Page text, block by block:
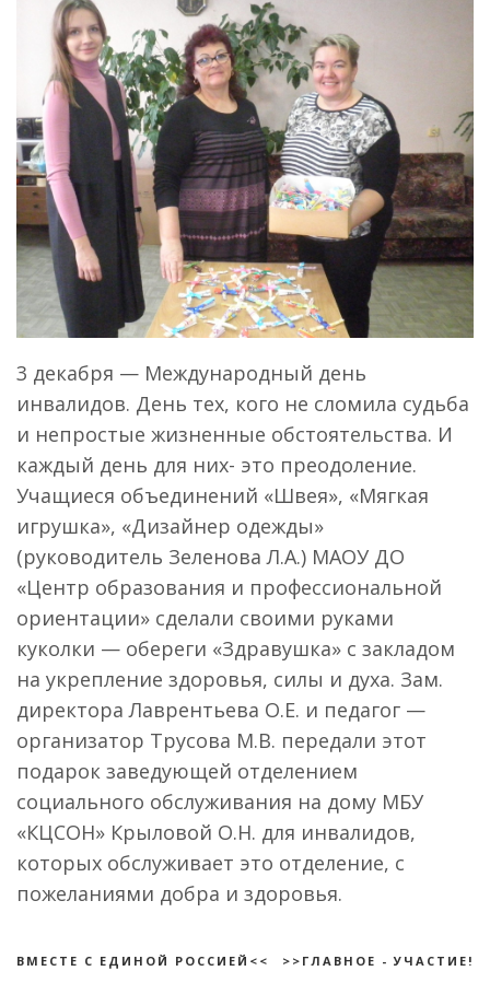
3 декабря — Международный день
инвалидов. День тех, кого не сломила судьба
и непростые жизненные обстоятельства. И
каждый день для них- это преодоление.
Учащиеся объединений «Швея», «Мягкая
игрушка», «Дизайнер одежды»
(руководитель Зеленова Л.А.) МАОУ ДО
«Центр образования и профессиональной
ориентации» сделали своими руками
куколки — обереги «Здравушка» с закладом
на укрепление здоровья, силы и духа. Зам.
директора Лаврентьева О.Е. и педагог —
организатор Трусова М.В. передали этот
подарок заведующей отделением
социального обслуживания на дому МБУ
«КЦСОН» Крыловой О.Н. для инвалидов,
которых обслуживает это отделение, с
пожеланиями добра и здоровья.
ВМЕСТЕ С ЕДИНОЙ РОССИЕЙ<< >>ГЛАВНОЕ - УЧАСТИЕ!